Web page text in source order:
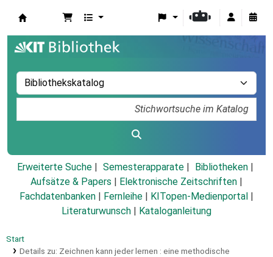
Erweiterte Suche Semesterapparate
Bibliotheken
Aufsätze & Papers
Elektronische Zeitschriften
Fachdatenbanken
Fernleihe KITopen-Medienportal
Literaturwunsch
Kataloganleitung
Start
Details zu: Zeichnen kann jeder lernen : eine methodische